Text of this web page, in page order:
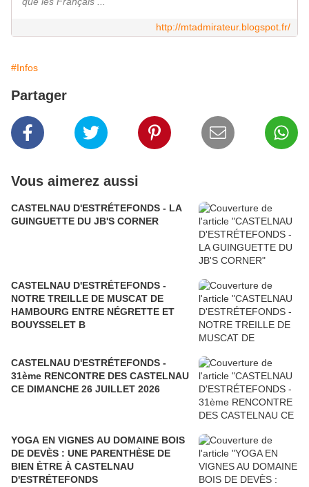
http://mtadmirateur.blogspot.fr/
#Infos
Partager
Vous aimerez aussi
CASTELNAU D'ESTRÉTEFONDS - LA
GUINGUETTE DU JB'S CORNER
CASTELNAU D'ESTRÉTEFONDS -
NOTRE TREILLE DE MUSCAT DE
HAMBOURG ENTRE NÉGRETTE ET
BOUYSSELET B
CASTELNAU D'ESTRÉTEFONDS -
31ème RENCONTRE DES CASTELNAU
CE DIMANCHE 26 JUILLET 2026
YOGA EN VIGNES AU DOMAINE BOIS
DE DEVÈS : UNE PARENTHÈSE DE
BIEN ÈTRE À CASTELNAU
D'ESTRÉTEFONDS